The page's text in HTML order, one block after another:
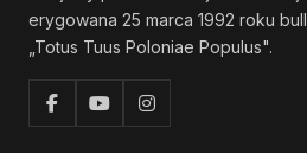
erygowana 25 marca 1992 roku
„Totus Tuus Poloniae Populus".